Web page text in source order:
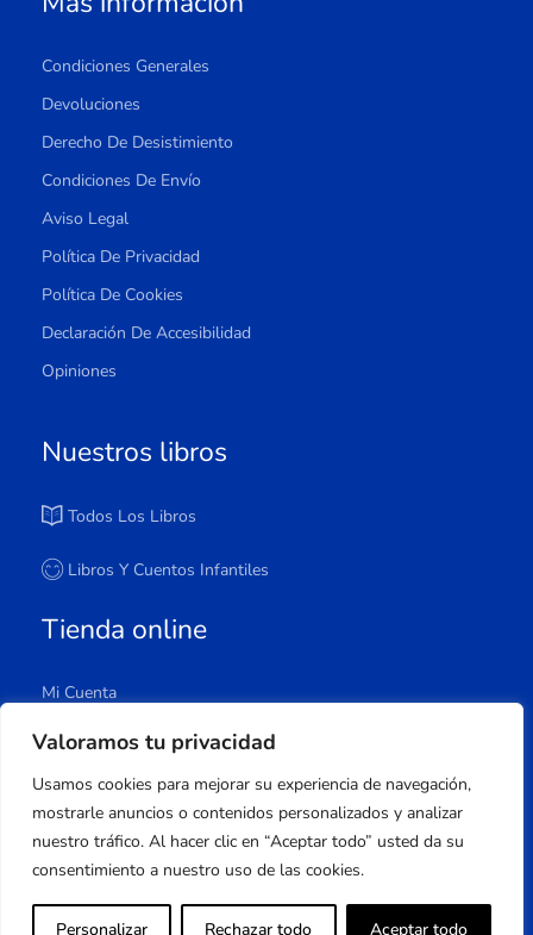
Valoramos tu privacidad
Usamos cookies para mejorar su experiencia de navegación,
mostrarle anuncios o contenidos personalizados y analizar
nuestro tráfico. Al hacer clic en “Aceptar todo” usted da su
consentimiento a nuestro uso de las cookies.
Personalizar Rechazar todo Aceptar todo
Condiciones Generales
Devoluciones
Derecho De Desistimiento
Condiciones De Envío
Aviso Legal
Política De Privacidad
Política De Cookies
Declaración De Accesibilidad
Opiniones
Nuestros libros
Todos Los Libros
Libros Y Cuentos Infantiles
Tienda online
Mi Cuenta
Carrito
Lista De Deseos
Copyright © 2023 Apuleyo Ediciones | Desarrollo